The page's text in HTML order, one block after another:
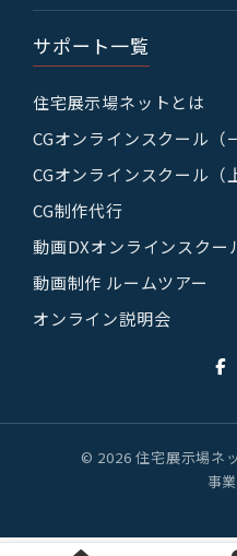
サポート一覧
住宅展示場ネットとは
CGオンラインスクール（
CGオンラインスクール（
CG制作代行
動画DXオンラインスクー
動画制作 ルームツアー
オンライン説明会
© 2026 住宅展示場ネ
事